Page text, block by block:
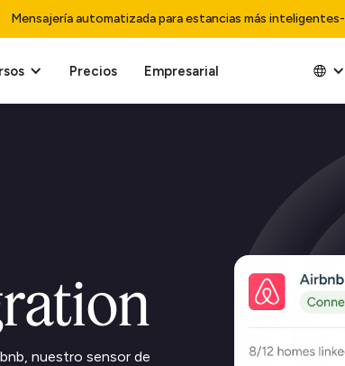
Mensajería automatizada para estancias más inteligentes-
Precios Empresarial
nuestro sensor de